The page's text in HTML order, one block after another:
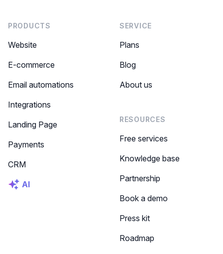
PRODUCTS
Website
E-commerce
Email automations
Integrations
Landing Page
Payments
CRM
AI
SERVICE
Plans
Blog
About us
RESOURCES
Free services
Knowledge base
Partnership
Book a demo
Press kit
Roadmap